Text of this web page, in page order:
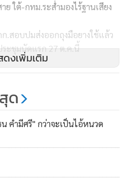
าย ใต้-กทม.ระส่ำมองไร้ฐานเสียง
ก.สอบปมส่งออกถุงมือยางใช้แล้ว
ะชุมนัดแรก 27 ต.ค.นี้
ย.ย้อนศร ประสานงารถกระบะ
ดับคาที่
ดงเพิ่มเติม
ด
คำมีศรี" กว่าจะเป็นไอ้หนวด